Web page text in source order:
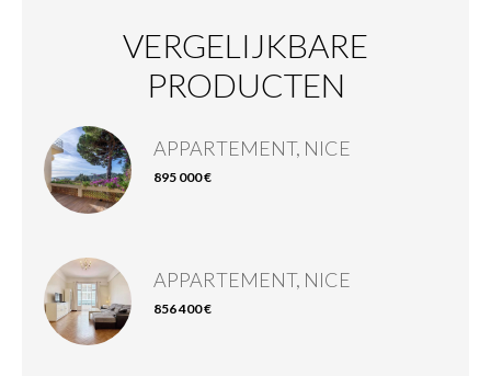
VERGELIJKBARE
PRODUCTEN
APPARTEMENT, NICE
895 000 €
APPARTEMENT, NICE
856 400 €